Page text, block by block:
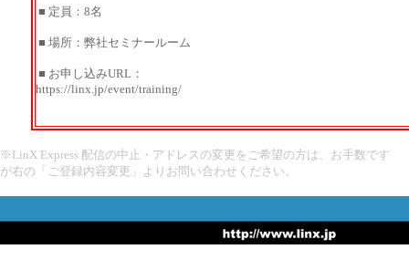
■ 定員：8名
■ 場所：弊社セミナールーム
■ お申し込みURL：
https://linx.jp/event/training/
※LinX Express 配信の中止・アドレスの変更をご希望の方は、お手数です
が右の「ご登録内容変更」よりお問い合わせください。